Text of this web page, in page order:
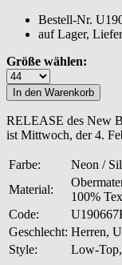
Bestell-Nr.
auf Lager,
Größe wählen:
RELEASE des New
ist Mittwoch, der 4.
Farbe:
Neon /
Material:
100%
Code:
Geschlecht: Herren,
Style:
Low-